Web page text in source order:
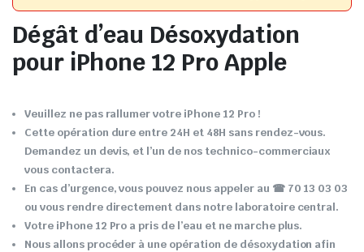
Dégât d’eau Désoxydation
pour iPhone 12 Pro Apple
Veuillez ne pas rallumer votre iPhone 12 Pro !
Cette opération dure entre 24H et 48H sans rendez-vous.
Demandez un devis, et l’un de nos technico-commerciaux
vous contactera.
En cas d’urgence, vous pouvez nous appeler au ☎ 70 13 03 03
ou vous rendre directement dans notre laboratoire central.
Votre iPhone 12 Pro a pris de l’eau et ne marche plus.
Nous allons procéder à une opération de désoxydation afin